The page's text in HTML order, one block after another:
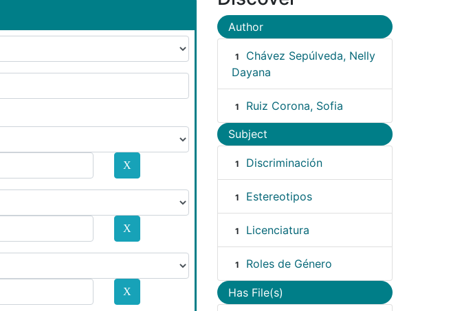
Author
1
Chávez Sepúlveda, Nelly
Dayana
1 Ruiz Corona, Sofia
Subject
1 Discriminación
1 Estereotipos
1 Licenciatura
1 Roles de Género
Has File(s)